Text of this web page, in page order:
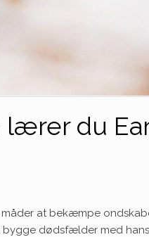
lærer du
måder at bekæmpe
dødsfælder med